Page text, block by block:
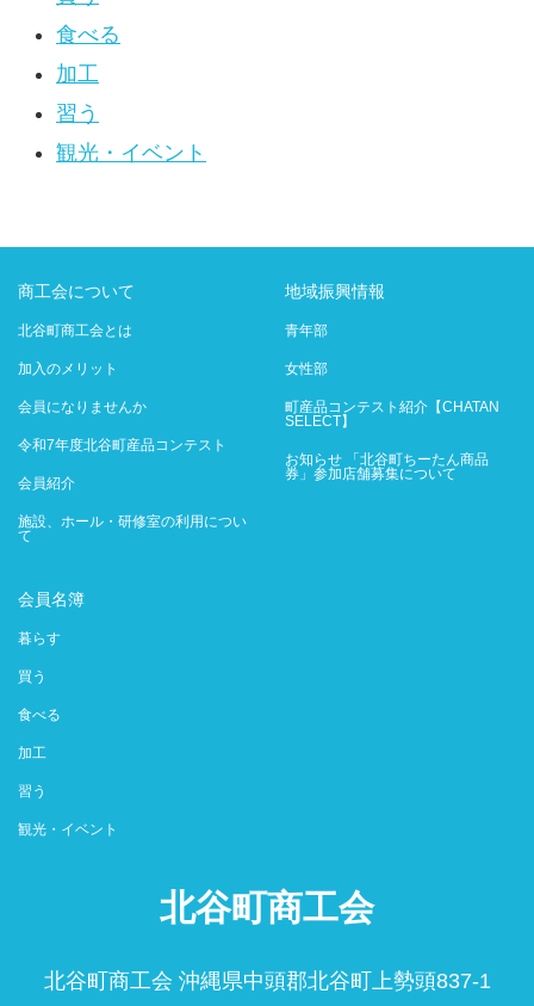
食べる
加工
習う
観光・イベント
商工会について
北谷町商工会とは
加入のメリット
会員になりませんか
令和7年度北谷町産品コンテスト
会員紹介
施設、ホール・研修室の利用につい
て
地域振興情報
青年部
女性部
町産品コンテスト紹介【CHATAN
SELECT】
お知らせ 「北谷町ちーたん商品
券」参加店舗募集について
会員名簿
暮らす
買う
食べる
加工
習う
観光・イベント
北谷町商工会
北谷町商工会 沖縄県中頭郡北谷町上勢頭837-1